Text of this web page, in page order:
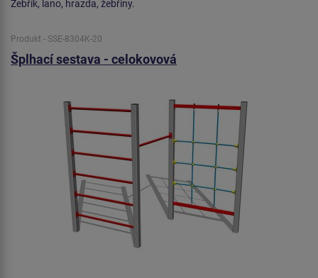
Žebřík, lano, hrazda, žebřiny.
Produkt - SSE-8304K-20
Šplhací sestava - celokovová